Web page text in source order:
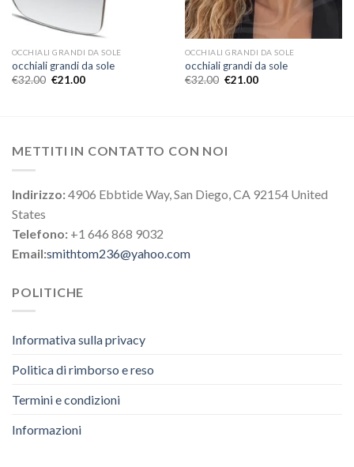
OCCHIALI GRANDI DA SOLE
occhiali grandi da sole
€32.00 €21.00
OCCHIALI GRANDI DA SOLE
occhiali grandi da sole
€32.00 €21.00
METTITI IN CONTATTO CON NOI
Indirizzo:4906 Ebbtide Way, San Diego, CA 92154 United
States
Telefono: +1 646 868 9032
Email:smithtom236@yahoo.com
POLITICHE
Informativa sulla privacy
Politica di rimborso e reso
Termini e condizioni
Informazioni